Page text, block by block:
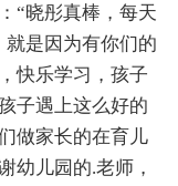
“晓彤真棒，每天
是因为有你们的
快乐学习，孩子
子遇上这么好的
做家长的在育儿
幼儿园的.老师，